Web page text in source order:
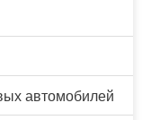
автомобилей